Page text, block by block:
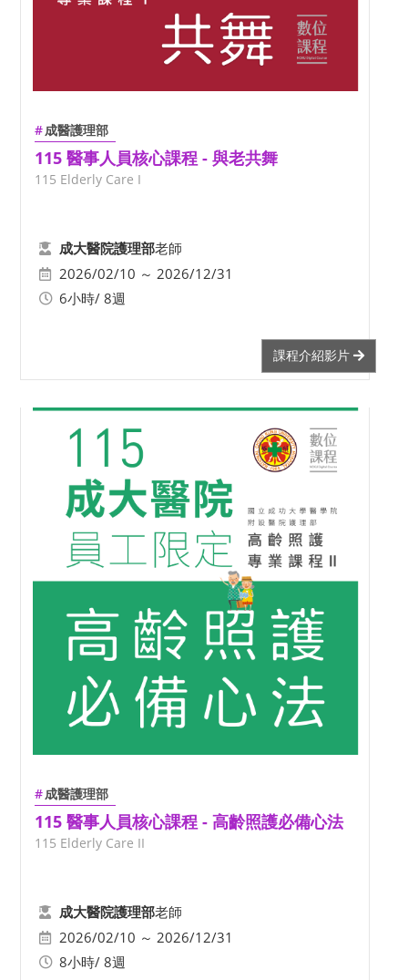
成醫護理部
115 醫事人員核心課程 - 與老共舞
115 Elderly Care I
成大醫院護理部老師
2026/02/10 ～ 2026/12/31
6小時/ 8週
課程介紹影片
成醫護理部
115 醫事人員核心課程 - 高齡照護必備心法
115 Elderly Care II
成大醫院護理部老師
2026/02/10 ～ 2026/12/31
8小時/ 8週